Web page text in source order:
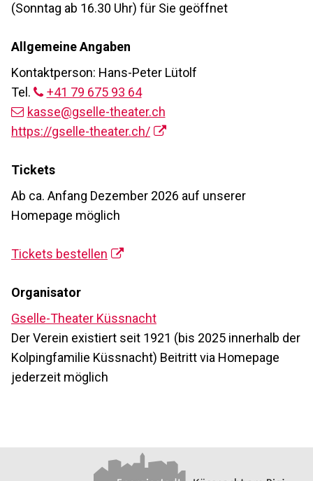
(Sonntag ab 16.30 Uhr) für Sie geöffnet
Allgemeine Angaben
Kontaktperson: Hans-Peter Lütolf
Tel.
+41 79 675 93 64
kasse@gselle-theater.ch
https://gselle-theater.ch/
Tickets
Ab ca. Anfang Dezember 2026 auf unserer
Homepage möglich
Tickets bestellen
Organisator
Gselle-Theater Küssnacht
Der Verein existiert seit 1921 (bis 2025 innerhalb der
Kolpingfamilie Küssnacht) Beitritt via Homepage
jederzeit möglich